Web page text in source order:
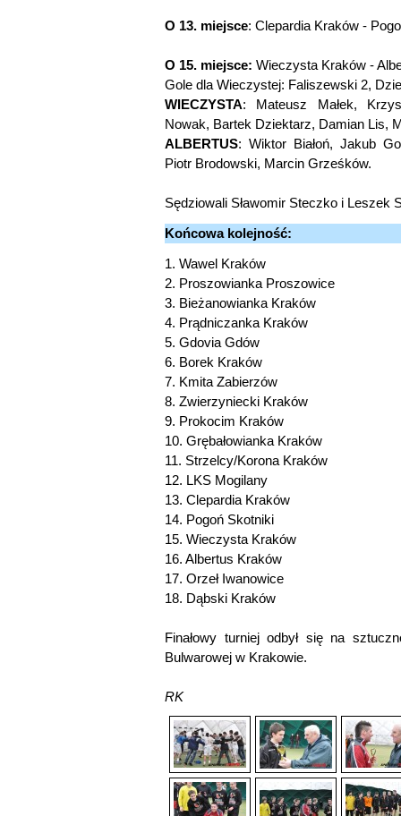
O 13. miejsce: Clepardia Kraków -
O 15. miejsce: Wieczysta Kraków -
Gole dla Wieczystej: Faliszewski 2,
WIECZYSTA: Mateusz Małek,
Nowak, Bartek Dziektarz, Damian Lis,
ALBERTUS: Wiktor Białoń, Jakub
Piotr Brodowski, Marcin Grześków.
Sędziowali Sławomir Steczko i Leszek
Końcowa kolejność:
1. Wawel Kraków
2. Proszowianka Proszowice
3. Bieżanowianka Kraków
4. Prądniczanka Kraków
5. Gdovia Gdów
6. Borek Kraków
7. Kmita Zabierzów
8. Zwierzyniecki Kraków
9. Prokocim Kraków
10. Grębałowianka Kraków
11. Strzelcy/Korona Kraków
12. LKS Mogilany
13. Clepardia Kraków
14. Pogoń Skotniki
15. Wieczysta Kraków
16. Albertus Kraków
17. Orzeł Iwanowice
18. Dąbski Kraków
Finałowy turniej odbył się na
Bulwarowej w Krakowie.
RK